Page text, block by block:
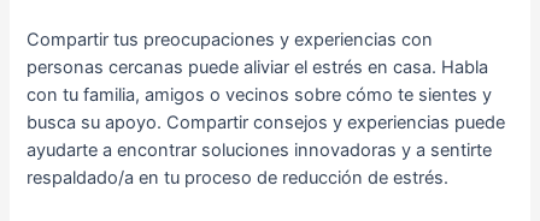
Compartir tus preocupaciones y experiencias con
personas cercanas puede aliviar el estrés en casa. Habla
con tu familia, amigos o vecinos sobre cómo te sientes y
busca su apoyo. Compartir consejos y experiencias puede
ayudarte a encontrar soluciones innovadoras y a sentirte
respaldado/a en tu proceso de reducción de estrés.